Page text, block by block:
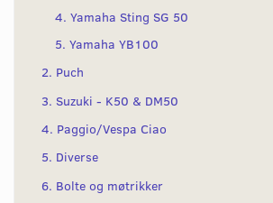
4. Yamaha Sting SG 50
5. Yamaha YB100
2. Puch
3. Suzuki - K50 & DM50
4. Paggio/Vespa Ciao
5. Diverse
6. Bolte og møtrikker